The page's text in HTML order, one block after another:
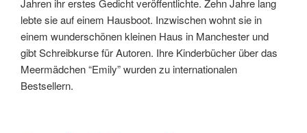
Jahren ihr erstes Gedicht veröffentlichte. Zehn Jahre lang
lebte sie auf einem Hausboot. Inzwischen wohnt sie in
einem wunderschönen kleinen Haus in Manchester und
gibt Schreibkurse für Autoren. Ihre Kinderbücher über das
Meermädchen “Emily” wurden zu internationalen
Bestsellern.